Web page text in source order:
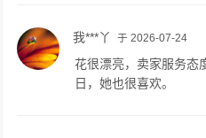
我***丫 于 2026-07-24
花很漂亮，卖家服务态
日，她也很喜欢。